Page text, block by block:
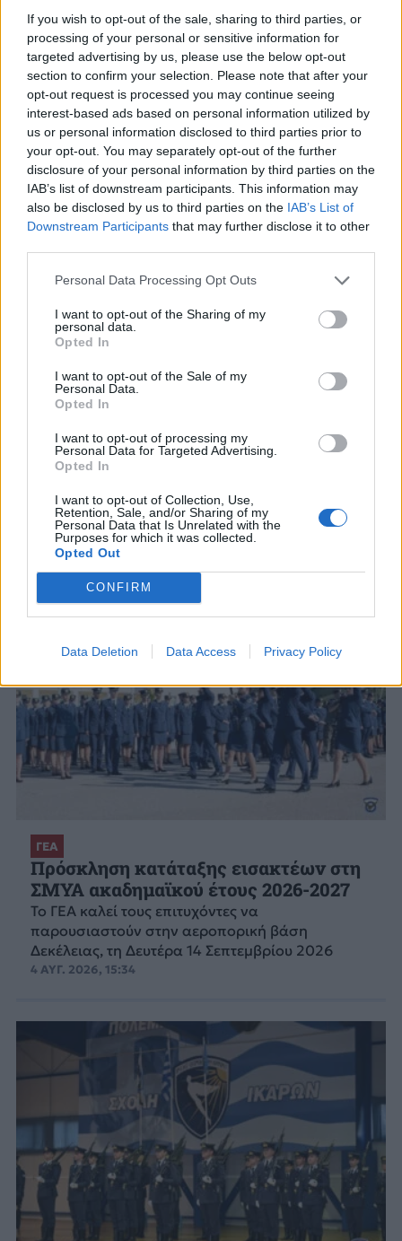
If you wish to opt-out of the sale, sharing to third parties, or
processing of your personal or sensitive information for
targeted advertising by us, please use the below opt-out
section to confirm your selection. Please note that after your
opt-out request is processed you may continue seeing
interest-based ads based on personal information utilized by
us or personal information disclosed to third parties prior to
your opt-out. You may separately opt-out of the further
disclosure of your personal information by third parties on the
IAB’s list of downstream participants. This information may
also be disclosed by us to third parties on the IAB’s List of
Downstream Participants that may further disclose it to other
Personal Data Processing Opt Outs
I want to opt-out of the Sharing of my
personal data.
Opted In
I want to opt-out of the Sale of my
Personal Data.
Opted In
I want to opt-out of processing my
Personal Data for Targeted Advertising.
Opted In
I want to opt-out of Collection, Use,
Retention, Sale, and/or Sharing of my
Personal Data that Is Unrelated with the
Purposes for which it was collected.
Opted Out
CONFIRM
Data Deletion Data Access Privacy Policy
Ελληνικοί δορυφόροι και
μικροδορυφόροι για
στρατιωτική χρήση: Ο
σχεδιασμός του ΓΕΕΘΑ για
αξιοποίηση της
πληροφορίας
MQ-4C Triton
εντολές από
σε δοκιμή:
μέλλον των
επιχειρήσεων
ΔΙΑΦΗΜΙΣΗ
ΣΧΕΤΙΚΑ ΑΡΘΡΑ
ΓΕΑ
Πρόσκληση κατάταξης εισακτέων στη
ΣΜΥΑ ακαδημαϊκού έτους 2026-2027
Το ΓΕΑ καλεί τους επιτυχόντες να
παρουσιαστούν στην αεροπορική βάση
Δεκέλειας, τη Δευτέρα 14 Σεπτεμβρίου 2026
4 ΑΥΓ. 2026, 15:34